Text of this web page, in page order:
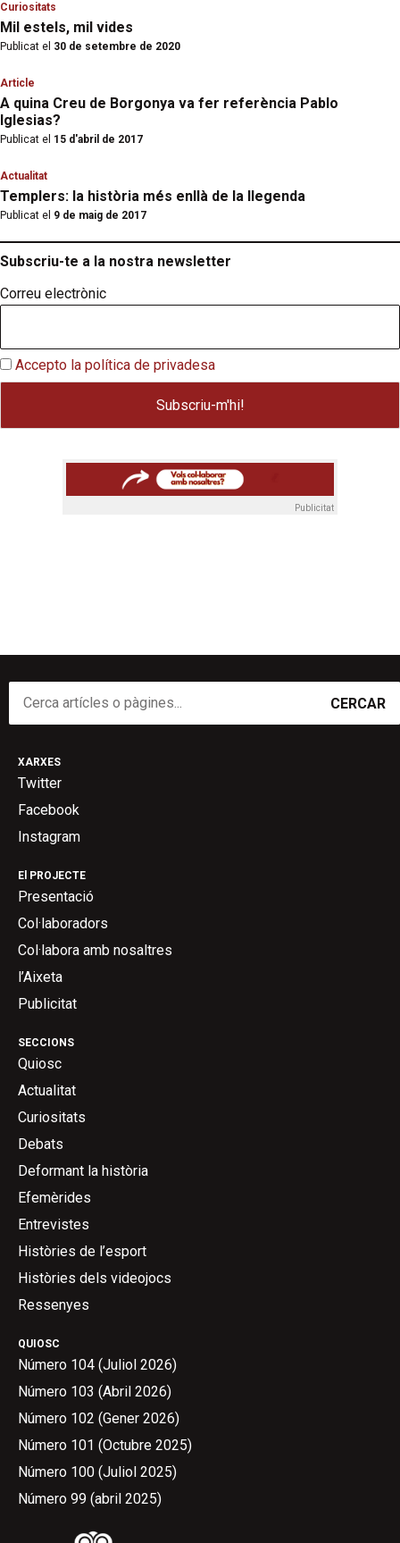
Curiositats
Mil estels, mil vides
Publicat el 30 de setembre de 2020
Article
A quina Creu de Borgonya va fer referència Pablo
Iglesias?
Publicat el 15 d'abril de 2017
Actualitat
Templers: la història més enllà de la llegenda
Publicat el 9 de maig de 2017
Subscriu-te a la nostra newsletter
Correu electrònic
Accepto la política de privadesa
Publicitat
CERCAR
QUIOSC
Número 104 (Juliol 2026)
Número 103 (Abril 2026)
Número 102 (Gener 2026)
Número 101 (Octubre 2025)
Número 100 (Juliol 2025)
Número 99 (abril 2025)
SECCIONS
Quiosc
Actualitat
Curiositats
Debats
Deformant la història
Efemèrides
Entrevistes
Històries de l’esport
Històries dels videojocs
Ressenyes
El PROJECTE
Presentació
Col·laboradors
Col·labora amb nosaltres
l’Aixeta
Publicitat
XARXES
Twitter
Facebook
Instagram